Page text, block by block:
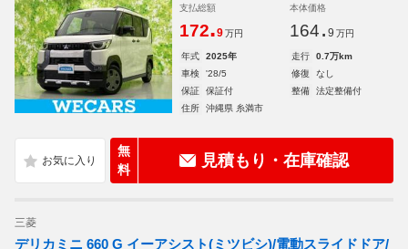
支払総額
172.9 万円
本体価格
164. 9 万円
年式 2025年 走行
0.7万km
車検
'28/5 修復
なし
保証
保証付 整備
法定整備付
住所
沖縄県 糸満市
無
料
見積もり・在庫確認
三菱
デリカミニ 660 G イーアシスト(ミツビシ)/電動スライドドア/